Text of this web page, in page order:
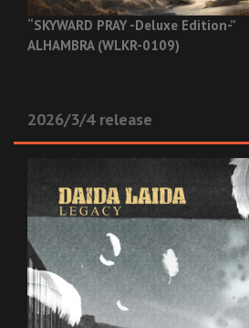
“SKYWARD PRAY -Deluxe Edition-”
ALHAMBRA (WLKR-0109)
2026/3/4 release